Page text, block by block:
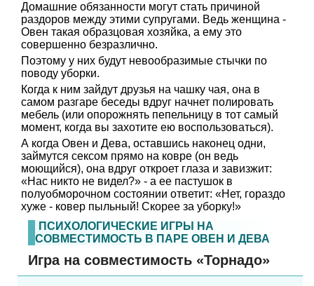
Домашние обязанности могут стать причиной
раздоров между этими супругами. Ведь женщина -
Овен такая образцовая хозяйка, а ему это
совершенно безразлично.
Поэтому у них будут невообразимые стычки по
поводу уборки.
Когда к ним зайдут друзья на чашку чая, она в
самом разгаре беседы вдруг начнет полировать
мебель (или опорожнять пепельницу в тот самый
момент, когда вы захотите ею воспользоваться).
А когда Овен и Дева, оставшись наконец одни,
займутся сексом прямо на ковре (он ведь
моющийся), она вдруг откроет глаза и завизжит:
«Нас никто не видел?» - а ее пастушок в
полуобморочном состоянии ответит: «Нет, гораздо
хуже - ковер пыльный! Скорее за уборку!»
ПСИХОЛОГИЧЕСКИЕ ИГРЫ НА
СОВМЕСТИМОСТЬ В ПАРЕ ОВЕН И ДЕВА
Игра на совместимость «Торнадо»